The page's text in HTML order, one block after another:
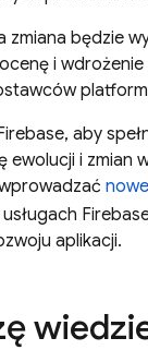
zmiana będzie
i
aby
ewolucji i zmian
aplikacji.